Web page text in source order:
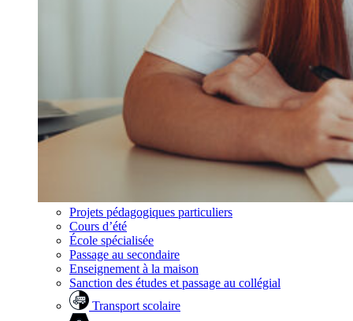
Projets pédagogiques particuliers
Cours d’été
École spécialisée
Passage au secondaire
Enseignement à la maison
Sanction des études et passage au collégial
Transport scolaire